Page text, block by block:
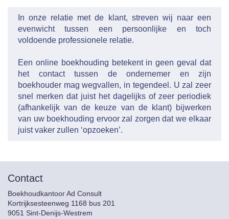
In onze relatie met de klant, streven wij naar een
evenwicht tussen een persoonlijke en toch
voldoende professionele relatie.
Een online boekhouding betekent in geen geval dat
het contact tussen de ondernemer en zijn
boekhouder mag wegvallen, in tegendeel. U zal zeer
snel merken dat juist het dagelijks of zeer periodiek
(afhankelijk van de keuze van de klant) bijwerken
van uw boekhouding ervoor zal zorgen dat we elkaar
juist vaker zullen ‘opzoeken’.
Contact
Boekhoudkantoor Ad Consult
Kortrijksesteenweg 1168 bus 201
9051 Sint-Denijs-Westrem